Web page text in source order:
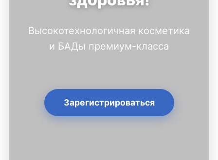
Высокотехнологичная косметика
и БАДы премиум-класса
Зарегистрироваться